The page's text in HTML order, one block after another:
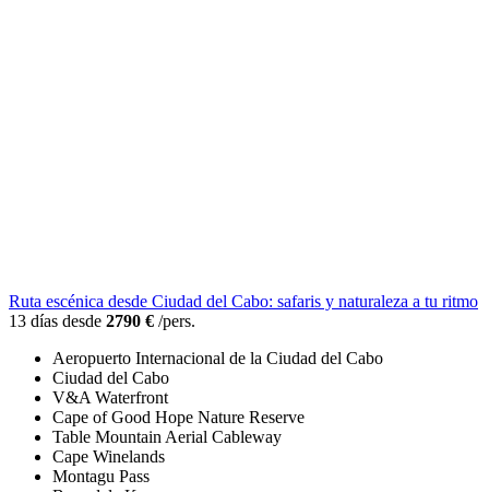
Ruta escénica desde Ciudad del Cabo: safaris y naturaleza a tu ritmo
13 días desde 2790 € /pers.
Aeropuerto Internacional de la Ciudad del Cabo
Ciudad del Cabo
V&A Waterfront
Cape of Good Hope Nature Reserve
Table Mountain Aerial Cableway
Cape Winelands
Montagu Pass